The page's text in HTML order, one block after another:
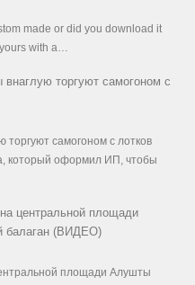
made or did you download it
with a…
торгуют самогоном с
торгуют самогоном с лотков
который оформил ИП, чтобы
центральной площади
балаган (ВИДЕО)
площади Алушты